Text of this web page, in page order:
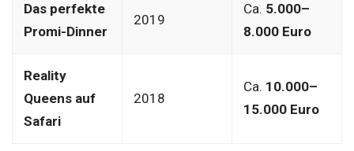
Das perfekte
Promi-Dinner
2019
Ca. 5.000–
8.000 Euro
Reality
Queens auf
Safari
2018
Ca. 10.000–
15.000 Euro